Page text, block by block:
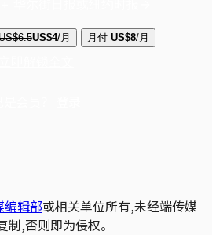
US$4/月 月付 US$8/月
编辑部或相关单位所有,未经端传媒
,否则即为侵权。